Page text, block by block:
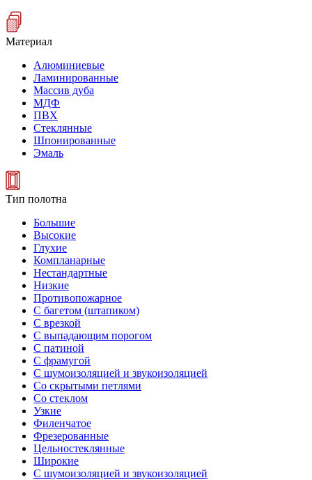
Материал
Алюминиевые
Ламинированные
Массив дуба
МДФ
ПВХ
Стеклянные
Шпонированные
Эмаль
Тип полотна
Большие
Высокие
Глухие
Компланарные
Нестандартные
Низкие
Противопожарное
С багетом (штапиком)
С врезкой
С выпадающим порогом
С патиной
С фрамугой
С шумоизоляцией и звукоизоляцией
Со скрытыми петлями
Со стеклом
Узкие
Филенчатое
Фрезерованные
Цельностеклянные
Широкие
С шумоизоляцией и звукоизоляцией